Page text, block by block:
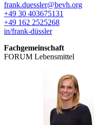
frank.duessler@bevh.org
+49 30 403675131
+49 162 2525268
in/frank-düssler
Fachgemeinschaft
FORUM Lebensmittel